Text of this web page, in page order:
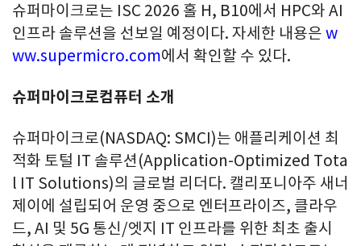
슈퍼마이크로는 ISC 2026 홀 H, B10에서 HPC와 AI
인프라 솔루션을 선보일 예정이다. 자세한 내용은 w
ww.supermicro.com에서 확인할 수 있다.
슈퍼마이크로컴퓨터 소개
슈퍼마이크로(NASDAQ: SMCI)는 애플리케이션 최
적화 토털 IT 솔루션(Application-Optimized Tota
l IT Solutions)의 글로벌 리더다. 캘리포니아주 새너
제이에 설립되어 운영 중으로 엔터프라이즈, 클라우
드, AI 및 5G 통신/엣지 IT 인프라를 위한 최초 출시